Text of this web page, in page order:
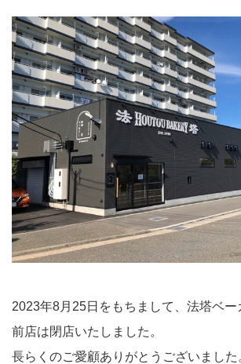
2023年8月25日をもちまして、法塔ベー
前店は閉店いたしました。
長らくのご愛顧ありがとうございました